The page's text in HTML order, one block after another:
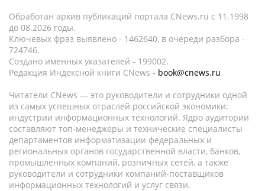
Обработан архив публикаций портала CNews.ru c 11.1998
до 08.2026 годы.
Ключевых фраз выявлено - 1462640, в очереди разбора -
724746.
Создано именных указателей - 199002.
Редакция Индексной книги CNews - book@cnews.ru
Читатели CNews — это руководители и сотрудники одной
из самых успешных отраслей российской экономики:
индустрии информационных технологий. Ядро аудитории
составляют топ-менеджеры и технические специалисты
департаментов информатизации федеральных и
региональных органов государственной власти, банков,
промышленных компаний, розничных сетей, а также
руководители и сотрудники компаний-поставщиков
информационных технологий и услуг связи.